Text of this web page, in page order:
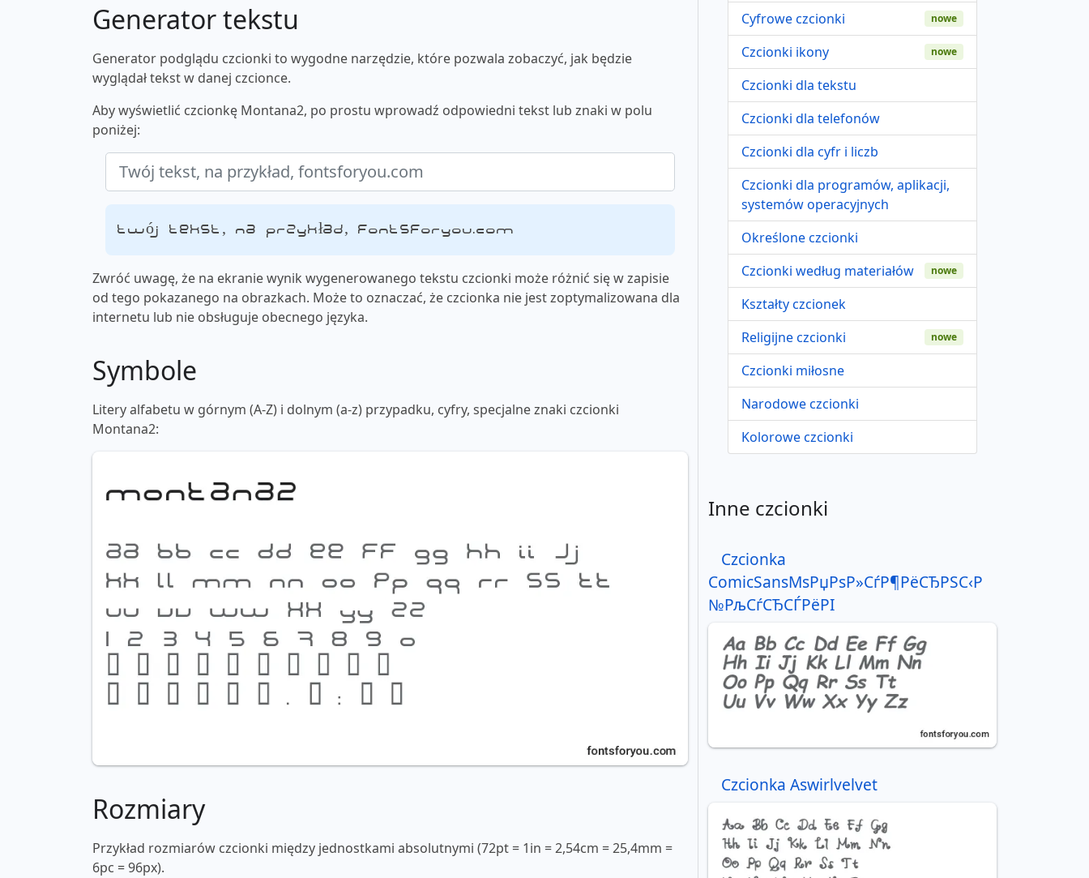
Generator tekstu
Generator podglądu czcionki to wygodne narzędzie, które pozwala zobaczyć, jak będzie
wyglądał tekst w danej czcionce.
Aby wyświetlić czcionkę Montana2, po prostu wprowadź odpowiedni tekst lub znaki w polu
poniżej:
Twój tekst, na przykład, fontsforyou.com
Zwróć uwagę, że na ekranie wynik wygenerowanego tekstu czcionki może różnić się w zapisie
od tego pokazanego na obrazkach. Może to oznaczać, że czcionka nie jest zoptymalizowana dla
internetu lub nie obsługuje obecnego języka.
Symbole
Litery alfabetu w górnym (A-Z) i dolnym (a-z) przypadku, cyfry, specjalne znaki czcionki
Montana2:
Rozmiary
Przykład rozmiarów czcionki między jednostkami absolutnymi (72pt = 1in = 2,54cm = 25,4mm =
6pc = 96px).
Cyfrowe czcionki nowe
Czcionki ikony nowe
Czcionki dla tekstu
Czcionki dla telefonów
Czcionki dla cyfr i liczb
Czcionki dla programów, aplikacji,
systemów operacyjnych
Określone czcionki
Czcionki według materiałów
nowe
Kształty czcionek
Religijne czcionki
nowe
Czcionki miłosne
Narodowe czcionki
Kolorowe czcionki
Inne czcionki
Czcionka
ComicSansMsРџРѕР»СѓР¶РёСЂРЅС‹Р
№РљСѓСЂСЃРёРІ
Czcionka Aswirlvelvet